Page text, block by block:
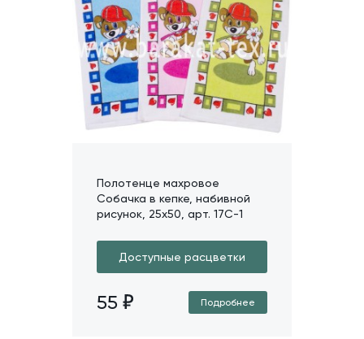
Полотенце махровое
Собачка в кепке, набивной
рисунок, 25х50, арт. 17C-1
Доступные расцветки
55 Подробнее